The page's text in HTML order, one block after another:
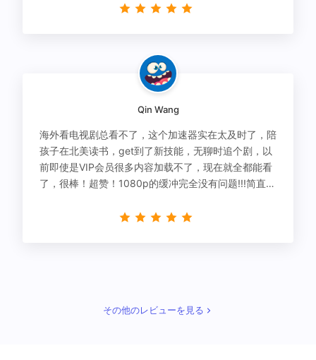
Qin Wang
海外看电视剧总看不了，这个加速器实在太及时了，陪
孩子在北美读书，get到了新技能，无聊时追个剧，以
前即使是VIP会员很多内容加载不了，现在就全都能看
了，很棒！超赞！1080p的缓冲完全没有问题!!!简直救
その他のレビューを見る